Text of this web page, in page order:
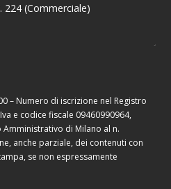
224 (Commerciale)
– Numero di iscrizione nel Registro
e codice fiscale 09460990964,
di Milano al n.
anche parziale, dei contenuti con
se non espressamente